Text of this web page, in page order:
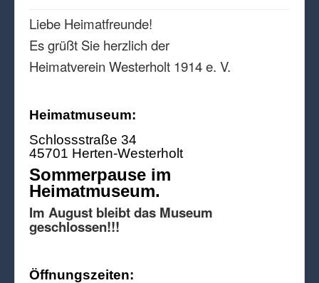
Liebe Heimatfreunde!
Es grüßt Sie herzlich der
Heimatverein Westerholt 1914 e. V.
Heimatmuseum:
Schlossstraße 34
45701 Herten-Westerholt
Sommerpause im
Heimatmuseum.
Im August bleibt das Museum
geschlossen!!!
Öffnungszeiten: